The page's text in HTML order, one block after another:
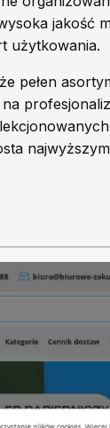
jakość
użytkowania.
pełen